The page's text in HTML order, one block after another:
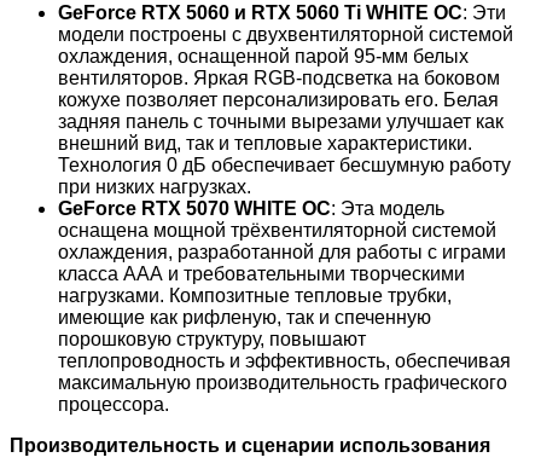
GeForce RTX 5060 и RTX 5060 Ti WHITE OC: Эти
модели построены с двухвентиляторной системой
охлаждения, оснащенной парой 95-мм белых
вентиляторов. Яркая RGB-подсветка на боковом
кожухе позволяет персонализировать его. Белая
задняя панель с точными вырезами улучшает как
внешний вид, так и тепловые характеристики.
Технология 0 дБ обеспечивает бесшумную работу
при низких нагрузках.
GeForce RTX 5070 WHITE OC: Эта модель
оснащена мощной трёхвентиляторной системой
охлаждения, разработанной для работы с играми
класса ААА и требовательными творческими
нагрузками. Композитные тепловые трубки,
имеющие как рифленую, так и спеченную
порошковую структуру, повышают
теплопроводность и эффективность, обеспечивая
максимальную производительность графического
процессора.
Производительность и сценарии использования